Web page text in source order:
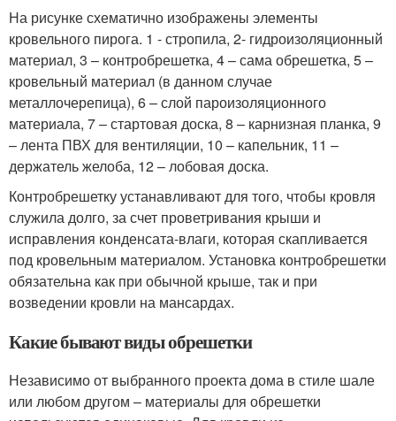
На рисунке схематично изображены элементы
кровельного пирога. 1 - стропила, 2- гидроизоляционный
материал, 3 – контробрешетка, 4 – сама обрешетка, 5 –
кровельный материал (в данном случае
металлочерепица), 6 – слой пароизоляционного
материала, 7 – стартовая доска, 8 – карнизная планка, 9
– лента ПВХ для вентиляции, 10 – капельник, 11 –
держатель желоба, 12 – лобовая доска.
Контробрешетку устанавливают для того, чтобы кровля
служила долго, за счет проветривания крыши и
исправления конденсата-влаги, которая скапливается
под кровельным материалом. Установка контробрешетки
обязательна как при обычной крыше, так и при
возведении кровли на мансардах.
Какие бывают виды обрешетки
Независимо от выбранного проекта дома в стиле шале
или любом другом – материалы для обрешетки